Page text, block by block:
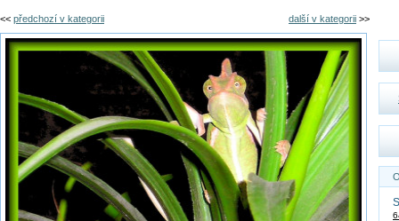
<< předchozí v kategorii další v kategorii >>